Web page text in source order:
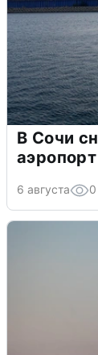
В Сочи
6 августа 0